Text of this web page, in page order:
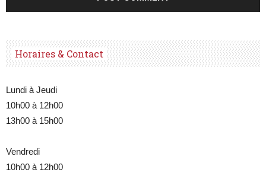
Horaires & Contact
Lundi à Jeudi
10h00 à 12h00
13h00 à 15h00
Vendredi
10h00 à 12h00